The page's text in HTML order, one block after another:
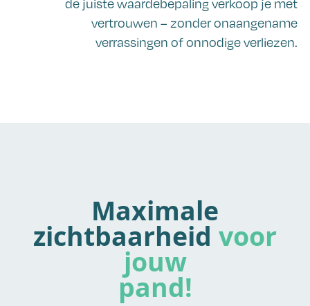
de juiste waardebepaling verkoop je met
vertrouwen – zonder onaangename
verrassingen of onnodige verliezen.
Maximale
zichtbaarheid voor
jouw
pand!